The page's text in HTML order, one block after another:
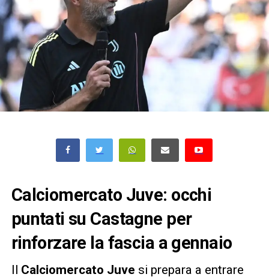
Calciomercato Juve: occhi
puntati su Castagne per
rinforzare la fascia a gennaio
Il Calciomercato Juve si prepara a entrare